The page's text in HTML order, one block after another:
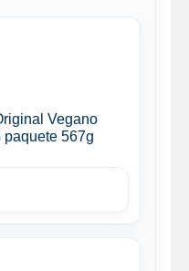
Vegano
paquete 567g